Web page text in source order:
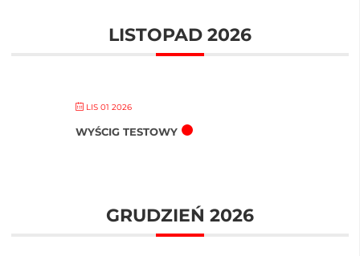
LISTOPAD 2026
LIS 01 2026
WYŚCIG TESTOWY
GRUDZIEŃ 2026